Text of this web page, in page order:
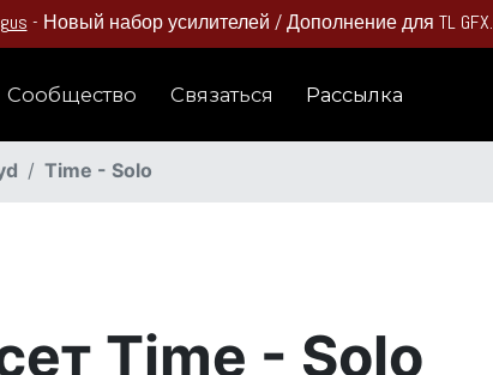
- Новый набор усилителей / Дополнение для TL GFX.
Сообщество Связаться Рассылка
Time - Solo
Time - Solo